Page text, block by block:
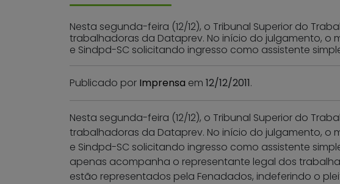
Nesta segunda-feira (12/12), o Tribunal Superior do
trabalhadoras da Dataprev. No início do julgamento, o
e Sindpd-SC solicitando ingresso como assistente
Publicado por Imprensa em 12/12/2011.
Nesta segunda-feira (12/12), o Tribunal Superior do
trabalhadoras da Dataprev. No início do julgamento, o
e Sindpd-SC solicitando ingresso como assistente
apenas acompanha o representante legal dos
estão representados pela Fenadados, indeferindo o